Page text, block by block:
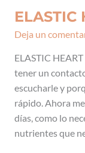
ELASTIC
Deja un
ELASTIC
tener un
escucharle y
rápido. Ahora
días, como lo
nutrientes que
ELASTIC
HEART